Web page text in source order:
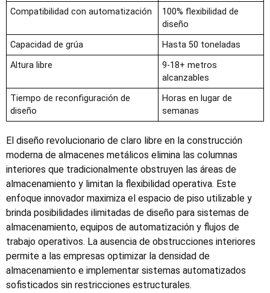
Compatibilidad con automatización
100% flexibilidad de
diseño
Capacidad de grúa
Hasta 50 toneladas
Altura libre
9-18+ metros
alcanzables
Tiempo de reconfiguración de
diseño
Horas en lugar de
semanas
El diseño revolucionario de claro libre en la construcción
moderna de almacenes metálicos elimina las columnas
interiores que tradicionalmente obstruyen las áreas de
almacenamiento y limitan la flexibilidad operativa. Este
enfoque innovador maximiza el espacio de piso utilizable y
brinda posibilidades ilimitadas de diseño para sistemas de
almacenamiento, equipos de automatización y flujos de
trabajo operativos. La ausencia de obstrucciones interiores
permite a las empresas optimizar la densidad de
almacenamiento e implementar sistemas automatizados
sofisticados sin restricciones estructurales.